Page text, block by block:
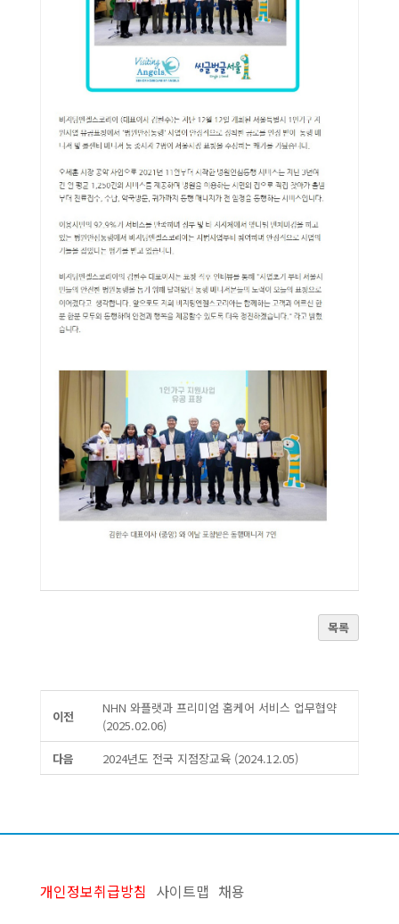
목록
이전
NHN 와플랫과 프리미엄 홈케어 서비스 업무협약
(2025.02.06)
다음
2024년도 전국 지점장교육 (2024.12.05)
개인정보취급방침 사이트맵 채용